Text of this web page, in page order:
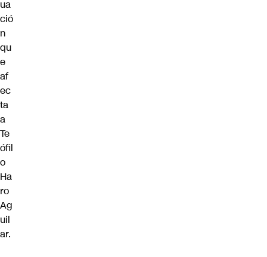
ua
ció
n
qu
e
af
ec
ta
a
Te
ófil
o
Ha
ro
Ag
uil
ar.